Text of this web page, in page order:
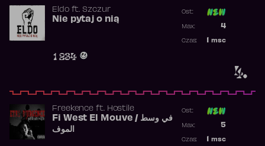
4.
Eldoft. Szczur
Nie pytaj o nią
1 234
Ost:
4
Max:
msc
Czas:
Freekence ft. Hostile
Fi West El Mouve / في وسط
الموف
Ost:
5
Max:
msc
Czas: